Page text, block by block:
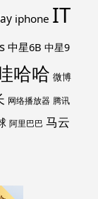
iphone IT
中星6B 中星9
哈哈 微博
网络播放器 腾讯
阿里巴巴 马云